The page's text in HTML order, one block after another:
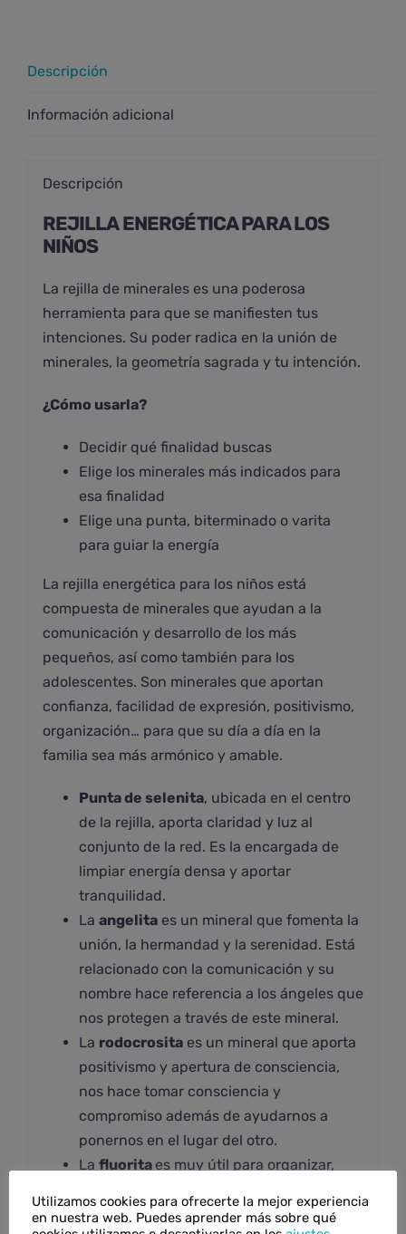
Descripción
Información adicional
Descripción
REJILLA ENERGÉTICA PARA LOS
NIÑOS
La rejilla de minerales es una poderosa
herramienta para que se manifiesten tus
intenciones. Su poder radica en la unión de
minerales, la geometría sagrada y tu intención.
¿Cómo usarla?
Decidir qué finalidad buscas
Elige los minerales más indicados para
esa finalidad
Elige una punta, biterminado o varita
para guiar la energía
La rejilla energética para los niños está
compuesta de minerales que ayudan a la
comunicación y desarrollo de los más
pequeños, así como también para los
adolescentes. Son minerales que aportan
confianza, facilidad de expresión, positivismo,
organización… para que su día a día en la
familia sea más armónico y amable.
Punta de selenita, ubicada en el centro
de la rejilla, aporta claridad y luz al
conjunto de la red. Es la encargada de
limpiar energía densa y aportar
tranquilidad.
La angelitaes un mineral que fomenta la
unión, la hermandad y la serenidad. Está
relacionado con la comunicación y su
nombre hace referencia a los ángeles que
nos protegen a través de este mineral.
La rodocrositaes un mineral que aporta
positivismo y apertura de consciencia,
nos hace tomar consciencia y
compromiso además de ayudarnos a
ponernos en el lugar del otro.
La fluorita es muy útil para organizar,
incluso sentimientos. Ayuda a aumentar
Utilizamos cookies para ofrecerte la mejor experiencia
en nuestra web. Puedes aprender más sobre qué